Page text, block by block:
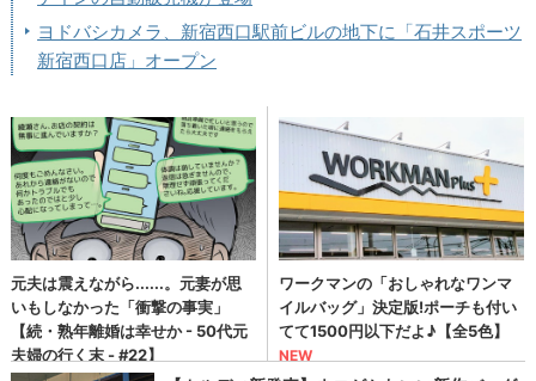
ヨドバシカメラ、新宿西口駅前ビルの地下に「石井スポーツ
新宿西口店」オープン